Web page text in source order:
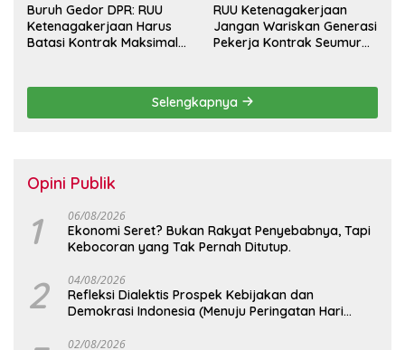
Buruh Gedor DPR: RUU
Ketenagakerjaan Harus
Batasi Kontrak Maksimal
RUU Ketenagakerjaan
Jangan Wariskan Generasi
Pekerja Kontrak Seumur
Selengkapnya
Opini Publik
1 06/08/2026
Ekonomi Seret? Bukan Rakyat Penyebabnya, Tapi
Kebocoran yang Tak Pernah Ditutup.
2 04/08/2026
Refleksi Dialektis Prospek Kebijakan dan
Demokrasi Indonesia (Menuju Peringatan Hari
02/08/2026